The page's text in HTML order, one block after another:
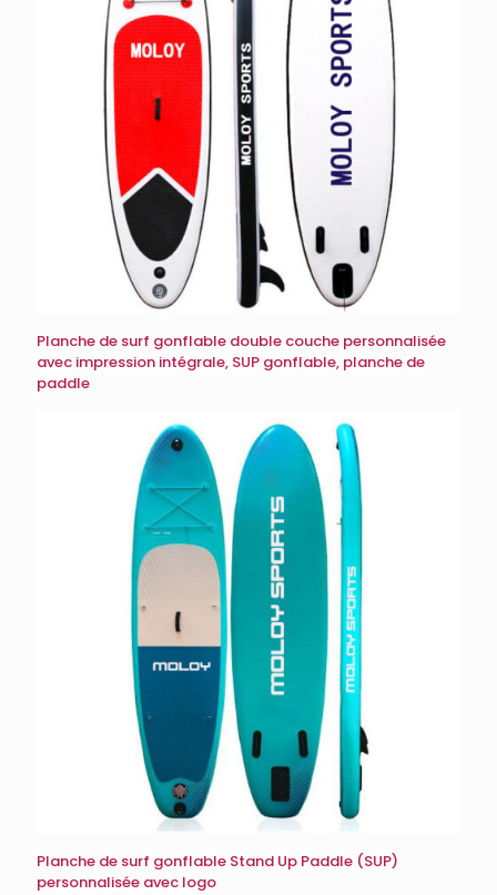
Planche de surf gonflable double couche personnalisée
avec impression intégrale, SUP gonflable, planche de
paddle
Planche de surf gonflable Stand Up Paddle (SUP)
personnalisée avec logo